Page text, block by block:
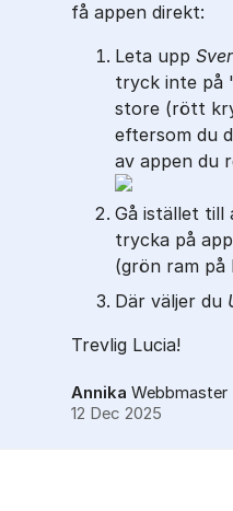
få appen direkt:
Leta upp
tryck inte på
store (rött
eftersom du
av appen du
Gå istället till
trycka på
(grön ram på
Där väljer du
Trevlig Lucia!
Annika Webbmaster
12 Dec 2025